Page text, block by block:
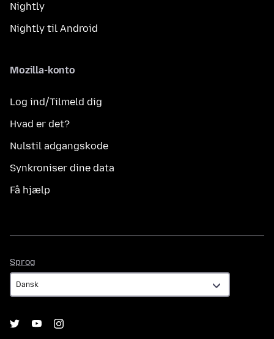
Nightly
Nightly til Android
Mozilla-konto
Log ind/Tilmeld dig
Hvad er det?
Nulstil adgangskode
Synkroniser dine data
Få hjælp
Sprog